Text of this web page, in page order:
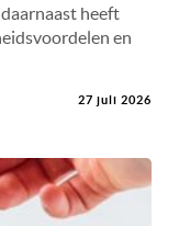
heeft
en
27 juli 2026